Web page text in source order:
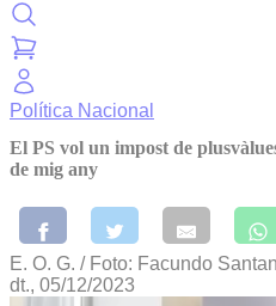
Política Nacional
El PS vol un impost de
de mig any
E. O. G. / Foto: Facundo
dt., 05/12/2023